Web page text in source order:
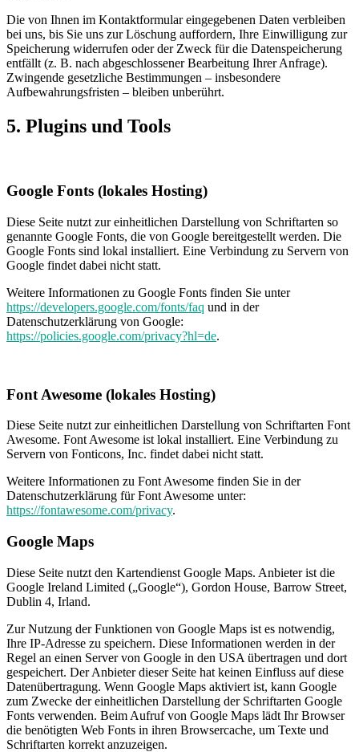
Die von Ihnen im Kontaktformular eingegebenen Daten verbleiben
bei uns, bis Sie uns zur Löschung auffordern, Ihre Einwilligung zur
Speicherung widerrufen oder der Zweck für die Datenspeicherung
entfällt (z. B. nach abgeschlossener Bearbeitung Ihrer Anfrage).
Zwingende gesetzliche Bestimmungen – insbesondere
Aufbewahrungsfristen – bleiben unberührt.
5. Plugins und Tools
Google Fonts (lokales Hosting)
Diese Seite nutzt zur einheitlichen Darstellung von Schriftarten so
genannte Google Fonts, die von Google bereitgestellt werden. Die
Google Fonts sind lokal installiert. Eine Verbindung zu Servern von
Google findet dabei nicht statt.
Weitere Informationen zu Google Fonts finden Sie unter
https://developers.google.com/fonts/faq und in der
Datenschutzerklärung von Google:
https://policies.google.com/privacy?hl=de.
Font Awesome (lokales Hosting)
Diese Seite nutzt zur einheitlichen Darstellung von Schriftarten Font
Awesome. Font Awesome ist lokal installiert. Eine Verbindung zu
Servern von Fonticons, Inc. findet dabei nicht statt.
Weitere Informationen zu Font Awesome finden Sie in der
Datenschutzerklärung für Font Awesome unter:
https://fontawesome.com/privacy.
Google Maps
Diese Seite nutzt den Kartendienst Google Maps. Anbieter ist die
Google Ireland Limited („Google“), Gordon House, Barrow Street,
Dublin 4, Irland.
Zur Nutzung der Funktionen von Google Maps ist es notwendig,
Ihre IP-Adresse zu speichern. Diese Informationen werden in der
Regel an einen Server von Google in den USA übertragen und dort
gespeichert. Der Anbieter dieser Seite hat keinen Einfluss auf diese
Datenübertragung. Wenn Google Maps aktiviert ist, kann Google
zum Zwecke der einheitlichen Darstellung der Schriftarten Google
Fonts verwenden. Beim Aufruf von Google Maps lädt Ihr Browser
die benötigten Web Fonts in ihren Browsercache, um Texte und
Schriftarten korrekt anzuzeigen.